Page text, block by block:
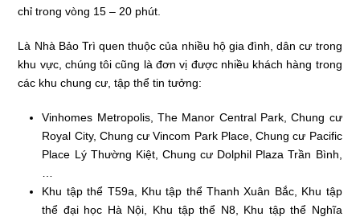
chỉ trong vòng 15 – 20 phút.
Là Nhà Bảo Trì quen thuộc của nhiều hộ gia đình, dân cư trong
khu vực, chúng tôi cũng là đơn vị được nhiều khách hàng trong
các khu chung cư, tập thể tin tưởng:
Vinhomes Metropolis, The Manor Central Park, Chung cư
Royal City, Chung cư Vincom Park Place, Chung cư Pacific
Place Lý Thường Kiệt, Chung cư Dolphil Plaza Trần Bình,
Khu tập thể T59a, Khu tập thể Thanh Xuân Bắc, Khu tập
thể đại học Hà Nội, Khu tập thể N8, Khu tập thể Nghĩa